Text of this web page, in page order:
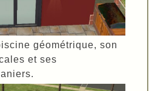
géométrique, son
et ses